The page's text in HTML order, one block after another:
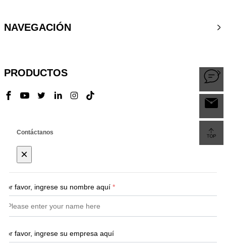
NAVEGACIÓN
PRODUCTOS
Contáctanos
×
Por favor, ingrese su nombre aquí *
Por favor, ingrese su empresa aquí